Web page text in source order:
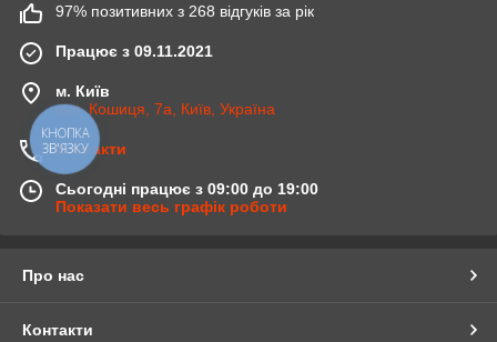
97% позитивних з 268 відгуків за рік
Працює з 09.11.2021
м. Київ
вул. Кошиця, 7а, Київ, Україна
Контакти
Сьогодні працює з 09:00 до 19:00
Показати весь графік роботи
Про нас
Контакти
КНОПКА
ЗВ'ЯЗКУ